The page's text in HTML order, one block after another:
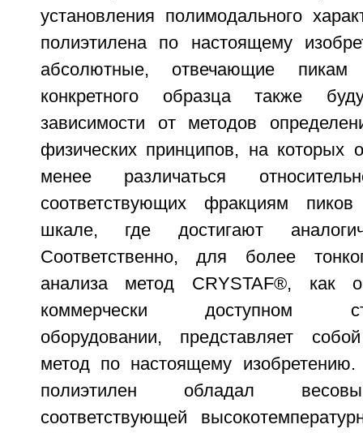
установления полимодального
полиэтилена по настоящему
абсолютные, отвечающие пикам
конкретного образца также
зависимости от методов
физических принципов, на которых
менее различаться
соответствующих фракциям
шкале, где достигают
Соответственно, для более
анализа метод CRYSTAF®, как
коммерчески доступном
оборудовании, представляет
метод по настоящему
полиэтилен обладал
соответствующей